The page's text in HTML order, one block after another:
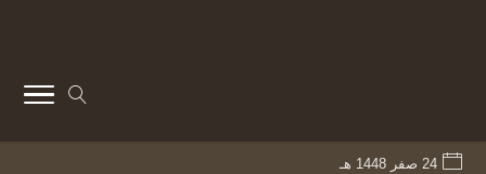
24 صفر 1448 هـ